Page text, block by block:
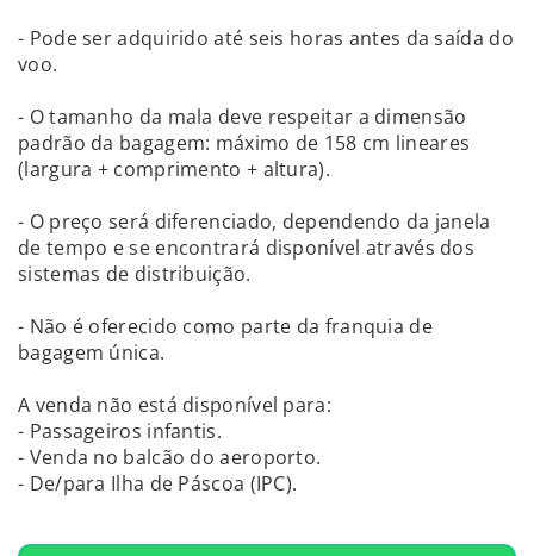
- Pode ser adquirido até seis horas antes da saída do
voo.
- O tamanho da mala deve respeitar a dimensão
padrão da bagagem: máximo de 158 cm lineares
(largura + comprimento + altura).
- O preço será diferenciado, dependendo da janela
de tempo e se encontrará disponível através dos
sistemas de distribuição.
- Não é oferecido como parte da franquia de
bagagem única.
A venda não está disponível para:
- Passageiros infantis.
- Venda no balcão do aeroporto.
- De/para Ilha de Páscoa (IPC).